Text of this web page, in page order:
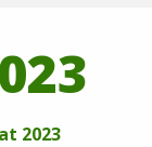
2023